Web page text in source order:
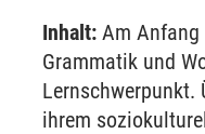
Inhalt: Am Anfang
Grammatik und
Lernschwerpunkt.
ihrem